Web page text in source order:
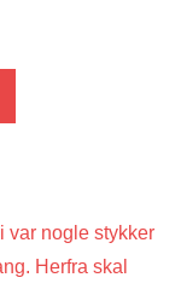
var nogle stykker
Herfra skal